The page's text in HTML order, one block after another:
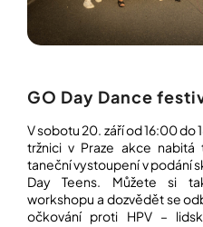
GO Day Dance
V sobotu 20. září od 16:00
tržnici v Praze akce nabitá
taneční vystoupení v podání
Day Teens. Můžete si
workshopu a dozvědět se
očkování proti HPV –